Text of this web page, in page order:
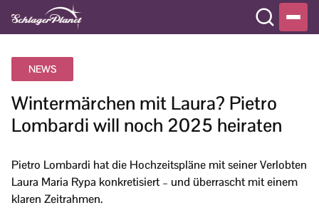
NEWS
Wintermärchen mit Laura? Pietro
Lombardi will noch 2025 heiraten
Pietro Lombardi hat die Hochzeitspläne mit seiner Verlobten
Laura Maria Rypa konkretisiert – und überrascht mit einem
klaren Zeitrahmen.